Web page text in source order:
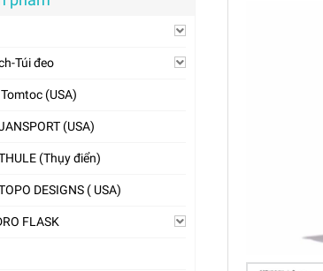
Túi đeo
(USA)
(USA)
(Thụy điển)
DESIGNS ( USA)
FLASK